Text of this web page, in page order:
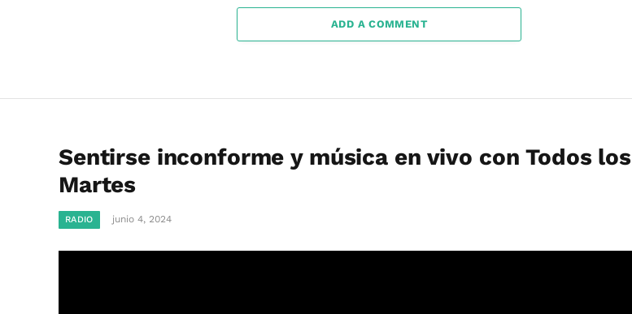
ADD A COMMENT
Sentirse inconforme y música en vivo con Todos los
Martes
RADIO junio 4, 2024